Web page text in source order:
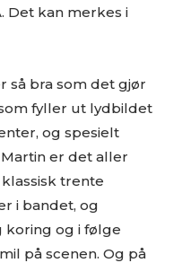
Det kan merkes i
så bra som det gjør
fyller ut lydbildet
og spesielt
er det aller
trente
i bandet, og
koring og i følge
på scenen. Og på